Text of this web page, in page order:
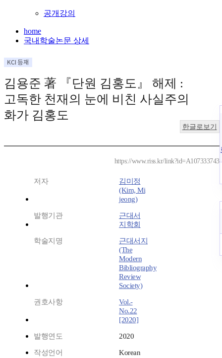
공개강의
home
국내학술논문 상세
김용준 著 『단원 김홍도』 해제 :
고독한 천재의 눈에 비친 사실주의
화가 김홍도
한글로보기
https://www.riss.kr/link?id=A107333743
저자
김미정
(Kim, Mi
jeong)
발행기관
근대서
지학회
학술지명
근대서지
(The
Modern
Bibliography
Review
Society)
권호사항
Vol.-
No.22
[2020]
발행연도 2020
작성언어 Korean